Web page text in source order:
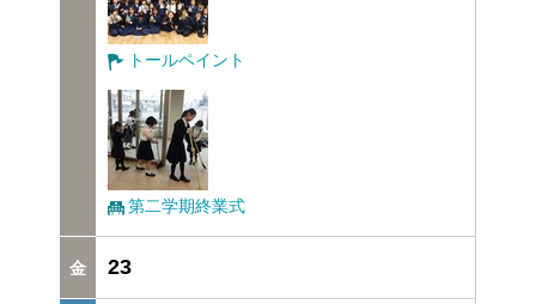
トールペイント
第二学期終業式
23